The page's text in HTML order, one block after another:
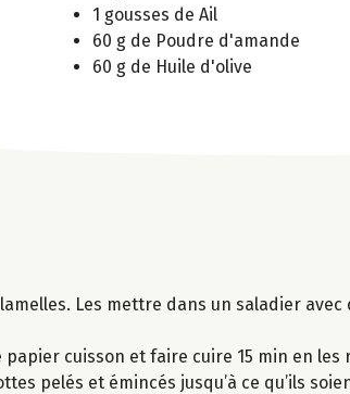
1 gousses de Ail
60 g de Poudre d'amande
60 g de Huile d'olive
Les mettre dans un saladier avec
papier cuisson et faire cuire 15 min en
pelés et émincés jusqu’à ce qu’ils